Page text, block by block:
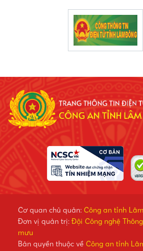
Cơ quan chủ quản: Công an tỉnh
Đơn vị quản trị: Đội Công nghệ
mưu
Bản quyền thuộc về Công an tỉnh